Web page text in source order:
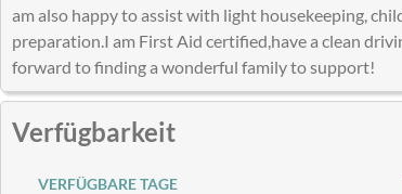
am also happy to assist with light housekeeping,
preparation.I am First Aid certified,have a clean
forward to finding a wonderful family to support!
Verfügbarkeit
VERFÜGBARE TAGE